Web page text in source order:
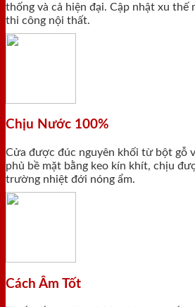
thống và cả hiện đại. Cập nhật xu thế
thi công nội thất.
Chịu Nước 100%
Cửa được đúc nguyên khối từ bột gỗ
phủ bề mặt bằng keo kín khít, chịu
trường nhiệt đới nóng ẩm.
Cách Âm Tốt